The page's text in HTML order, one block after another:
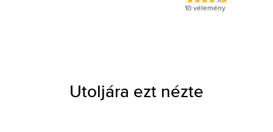
10 vélemény
Utoljára ezt nézte